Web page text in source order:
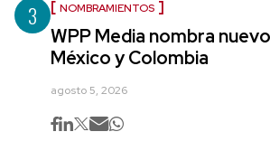
3 NOMBRAMIENTOS
WPP Media nombra
México y Colombia
agosto 5, 2026